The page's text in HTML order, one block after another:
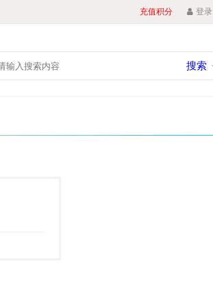
充值积分 登录
搜索